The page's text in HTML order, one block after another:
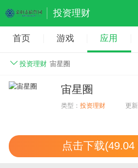
投资理财
首页 游戏 应用
投资理财 宙星圈
宙星圈
类型：投资理财 更
点击下载(49.04